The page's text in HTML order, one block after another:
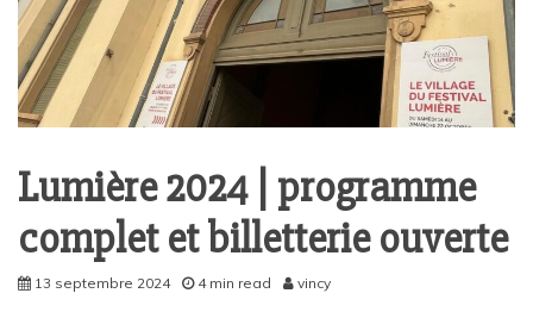
Lumière 2024 | programme
complet et billetterie ouverte
13 septembre 2024 4 min read vincy